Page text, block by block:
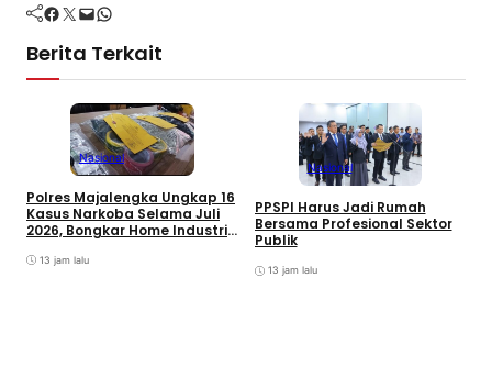
Facebook Twitter Mail WhatsApp
Berita Terkait
Nasional
Polres Majalengka Ungkap 16
Kasus Narkoba Selama Juli
2026, Bongkar Home Industri
13 jam lalu
Nasional
PPSPI Harus Jadi Rumah
Bersama Profesional Sektor
Publik
13 jam lalu